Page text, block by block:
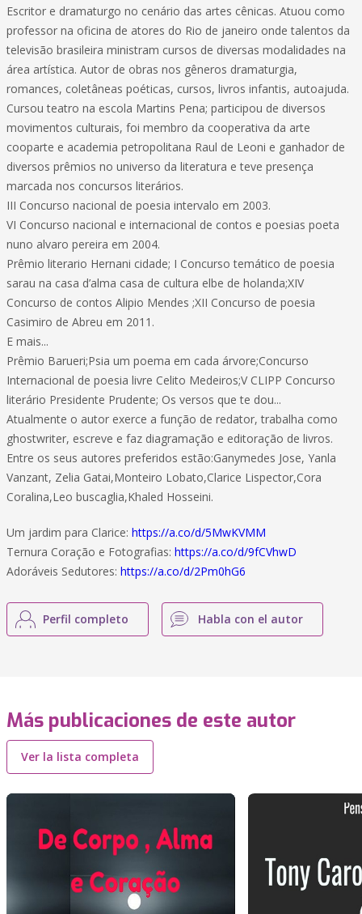
Escritor e dramaturgo no cenário das artes cênicas. Atuou como
professor na oficina de atores do Rio de janeiro onde talentos da
televisão brasileira ministram cursos de diversas modalidades na
área artística. Autor de obras nos gêneros dramaturgia,
romances, coletâneas poéticas, cursos, livros infantis, autoajuda.
Cursou teatro na escola Martins Pena; participou de diversos
movimentos culturais, foi membro da cooperativa da arte
cooparte e academia petropolitana Raul de Leoni e ganhador de
diversos prêmios no universo da literatura e teve presença
marcada nos concursos literários.
III Concurso nacional de poesia intervalo em 2003.
VI Concurso nacional e internacional de contos e poesias poeta
nuno alvaro pereira em 2004.
Prêmio literario Hernani cidade; I Concurso temático de poesia
sarau na casa d’alma casa de cultura elbe de holanda;XIV
Concurso de contos Alipio Mendes ;XII Concurso de poesia
Casimiro de Abreu em 2011.
E mais...
Prêmio Barueri;Psia um poema em cada árvore;Concurso
Internacional de poesia livre Celito Medeiros;V CLIPP Concurso
literário Presidente Prudente; Os versos que te dou...
Atualmente o autor exerce a função de redator, trabalha como
ghostwriter, escreve e faz diagramação e editoração de livros.
Entre os seus autores preferidos estão:Ganymedes Jose, Yanla
Vanzant, Zelia Gatai,Monteiro Lobato,Clarice Lispector,Cora
Coralina,Leo buscaglia,Khaled Hosseini.
Um jardim para Clarice: https://a.co/d/5MwKVMM
Ternura Coração e Fotografias: https://a.co/d/9fCVhwD
Adoráveis Sedutores: https://a.co/d/2Pm0hG6
Perfil completo Habla con el autor
Más publicaciones de este autor
Ver la lista completa